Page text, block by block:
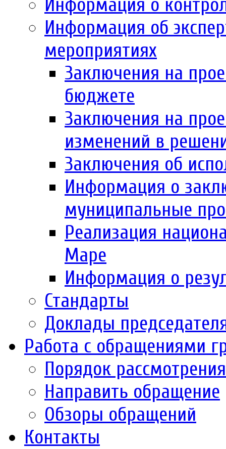
Информация о
Информация об
мероприятиях
Заключения на
бюджете
Заключения на
изменений в
Заключения об
Информация о
муниципальные
Реализация
Маре
Информация о
Стандарты
Доклады
Работа с обращениями
Порядок
Направить обращение
Обзоры обращений
Контакты